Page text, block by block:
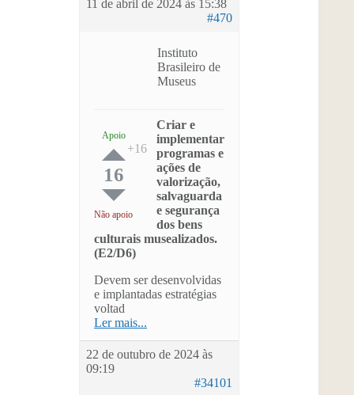
11 de abril de 2024 às 15:38
#470
Instituto
Brasileiro de
Museus
Apoio
16
Não apoio
Criar e
implementar
programas e
ações de
valorização,
salvaguarda
e segurança
dos bens
culturais musealizados.
(E2/D6)
Devem ser desenvolvidas
e implantadas estratégias
voltad
Ler mais...
22 de outubro de 2024 às
09:19
#34101